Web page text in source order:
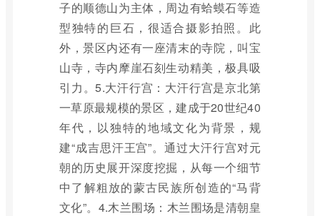
子的顺德山为主体，周边有蛤蟆石等造
型独特的巨石，很适合摄影拍照。此
外，景区内还有一座清末的寺院，叫宝
山寺，寺内摩崖石刻生动精美，极具吸
引力。5.大汗行宫：大汗行宫是京北第
一草原最规模的景区，建成于20世纪40
年代，以独特的地域文化为背景，规
建“成吉思汗王宫”。通过大汗行宫对元
朝的历史展开深度挖掘，从每一个细节
中了解粗放的蒙古民族所创造的“马背
文化”。4.木兰围场：木兰围场是清朝皇